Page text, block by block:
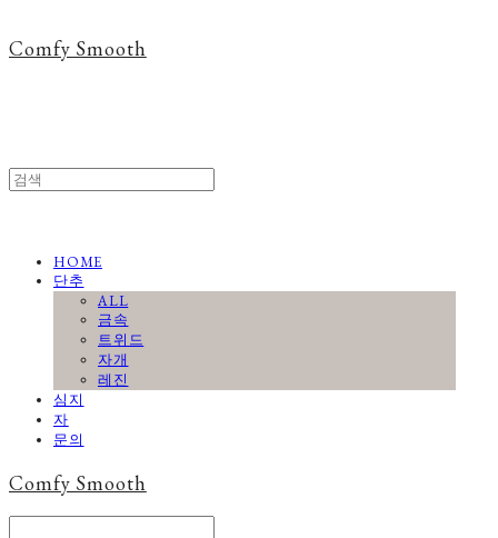
Comfy Smooth
HOME
단추
ALL
금속
트위드
자개
레진
심지
자
문의
Comfy Smooth